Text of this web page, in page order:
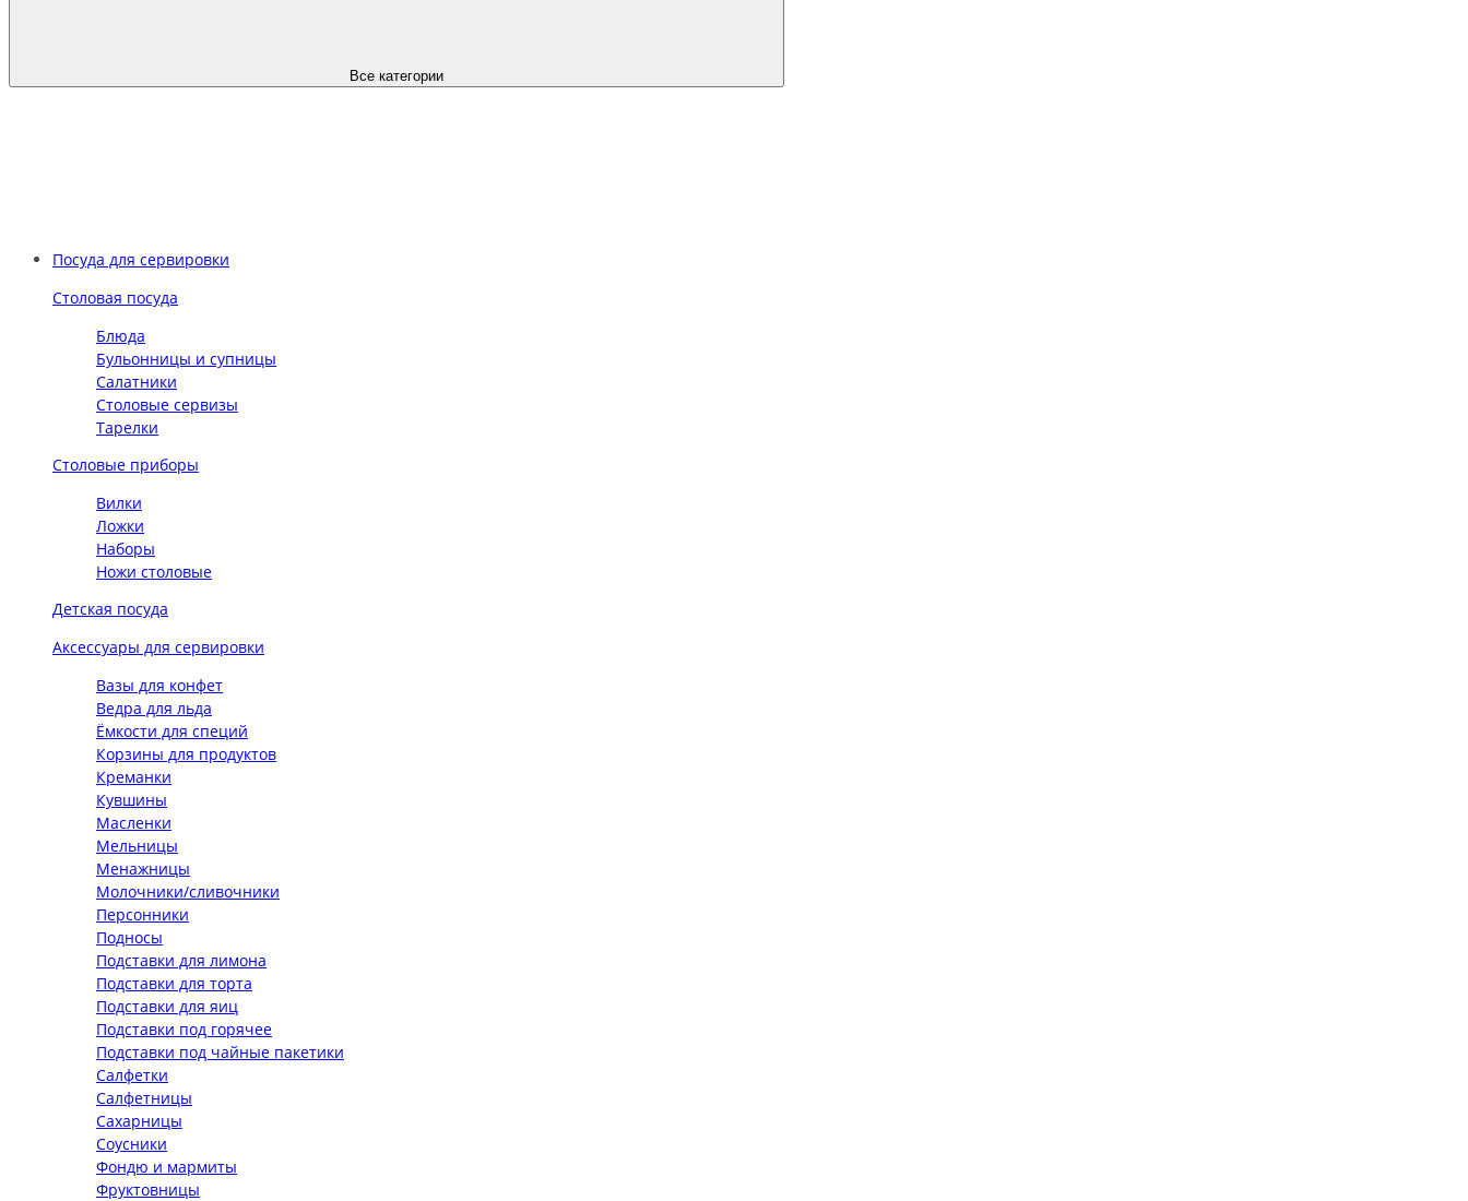
Все категории
Посуда для сервировки
Столовая посуда
Блюда
Бульонницы и супницы
Салатники
Столовые сервизы
Тарелки
Столовые приборы
Вилки
Ложки
Наборы
Ножи столовые
Детская посуда
Аксессуары для сервировки
Вазы для конфет
Ведра для льда
Ёмкости для специй
Корзины для продуктов
Креманки
Кувшины
Масленки
Мельницы
Менажницы
Молочники/сливочники
Персонники
Подносы
Подставки для лимона
Подставки для торта
Подставки для яиц
Подставки под горячее
Подставки под чайные пакетики
Салфетки
Салфетницы
Сахарницы
Соусники
Фондю и мармиты
Фруктовницы